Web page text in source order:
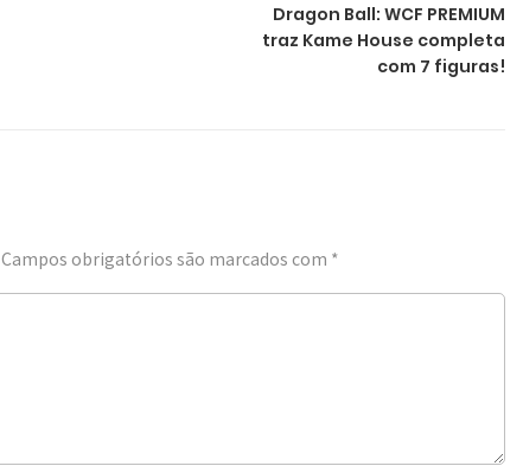
Dragon Ball: WCF PREMIUM
traz Kame House completa
com 7 figuras!
Campos obrigatórios são marcados com *